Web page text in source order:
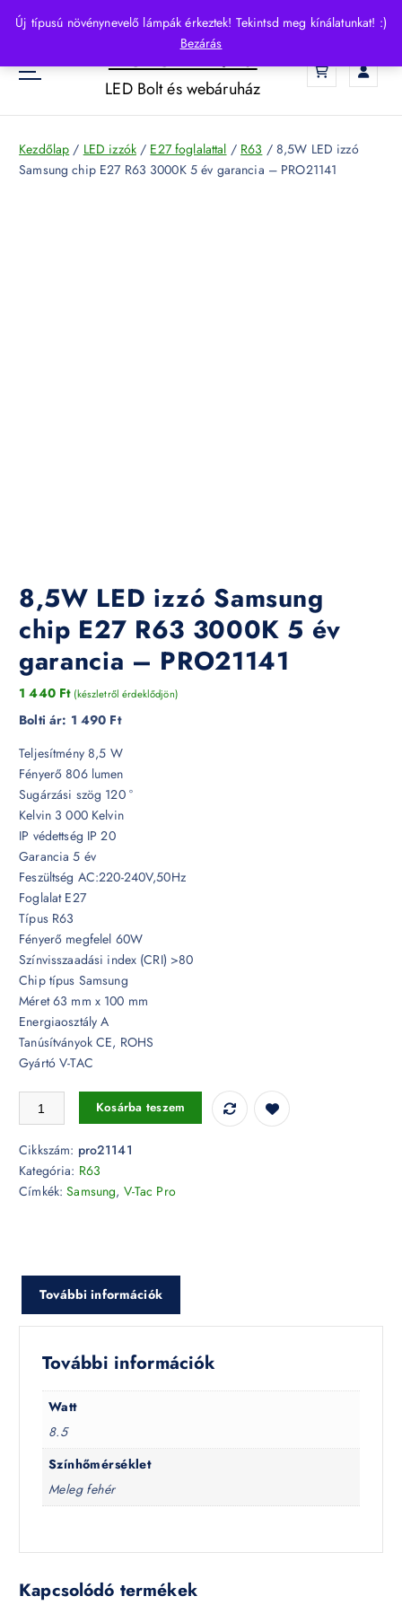
Új típusú növénynevelő lámpák érkeztek! Tekintsd meg kínálatunkat! :)
Bezárás
p
o
HelloLED.hu
LED Bolt és webáruház
Kezdőlap / LED izzók/ E27 foglalattal / R63 / 8,5W LED izzó
Samsung chip E27 R63 3000K 5 év garancia – PRO21141
8,5W LED izzó Samsung
chip E27 R63 3000K 5 év
garancia – PRO21141
1 440 Ft (készletről érdeklődjön)
Bolti ár: 1 490 Ft
Teljesítmény 8,5 W
Fényerő 806 lumen
Sugárzási szög 120 °
Kelvin 3 000 Kelvin
IP védettség IP 20
Garancia 5 év
Feszültség AC:220-240V,50Hz
Foglalat E27
Típus R63
Fényerő megfelel 60W
Színvisszaadási index (CRI) >80
Chip típus Samsung
Méret 63 mm x 100 mm
Energiaosztály A
Tanúsítványok CE, ROHS
Gyártó V-TAC
8,5W LED izzó Samsung chip E27 R63 3000K 5 év garancia -
Kosárba teszem
Cikkszám: pro21141
Kategória: R63
Címkék:Samsung, V-Tac Pro
További információk
További információk
Watt
8.5
Színhőmérséklet
Meleg fehér
Kapcsolódó termékek